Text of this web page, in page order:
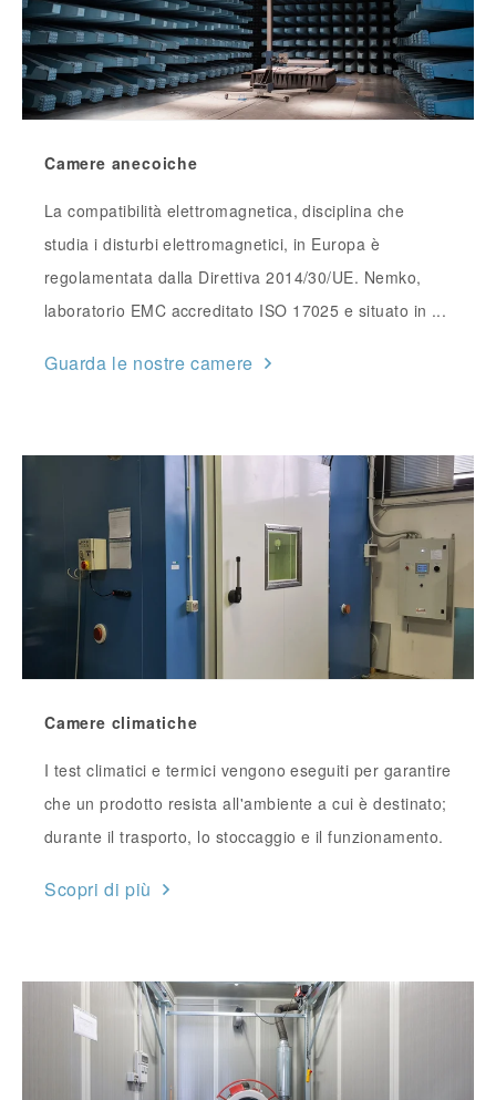
Camere anecoiche
La compatibilità elettromagnetica, disciplina che
studia i disturbi elettromagnetici, in Europa è
regolamentata dalla Direttiva 2014/30/UE. Nemko,
laboratorio EMC accreditato ISO 17025 e situato in ...
Guarda le nostre camere
Camere climatiche
I test climatici e termici vengono eseguiti per garantire
che un prodotto resista all'ambiente a cui è destinato;
durante il trasporto, lo stoccaggio e il funzionamento.
Scopri di più